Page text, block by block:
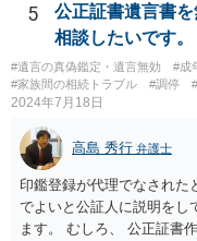
5
公正証書遺言書
相談したいです。
#遺言の真偽鑑定・遺言無効 #成
#家族間の相続トラブル
#調停
2024年7月18日
高島 秀行 弁護士
印鑑登録が代理でなされた
でよいと公証人に説明をし
ます。 むしろ、 公正証書